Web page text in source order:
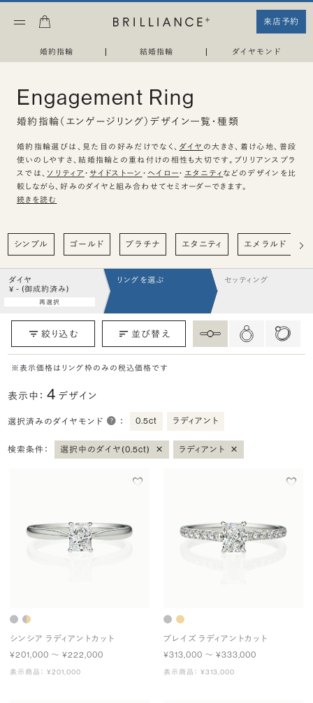
来店予約
婚約指輪 | 結婚指輪 | ダイヤモンド
Engagement Ring
婚約指輪（エンゲージリング）デザイン一覧・種類
婚約指輪選びは、見た目の好みだけでなく、 ダイヤ の大きさ、着け心地、普段
使いのしやすさ、結婚指輪との重ね付けの相性も大切です。ブリリアンスプラ
スでは、 ソリティア ・ サイドストーン ・ ヘイロー・ エタニティ などのデザインを比
較しながら、好みのダイヤと組み合わせてセミオーダーできます。
続きを読む
シンプル ゴールド プラチナ エタニティ エメラルド
ダイヤ
¥ - (御成約済み)
再選択
リングを選ぶ セッティング
絞り込む 並び替え
※表示価格はリング枠のみの税込価格です
表示中：4 デザイン
選択済みのダイヤモンド ： 0.5ct ラディアント
検索条件： 選択中のダイヤ(0.5ct) × ラディアント ×
シンシア ラディアントカット
¥201,000 〜 ¥222,000
表示商品： ¥201,000
プレイズ ラディアントカット
¥313,000 〜 ¥333,000
表示商品： ¥313,000